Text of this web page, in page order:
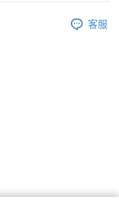
客服